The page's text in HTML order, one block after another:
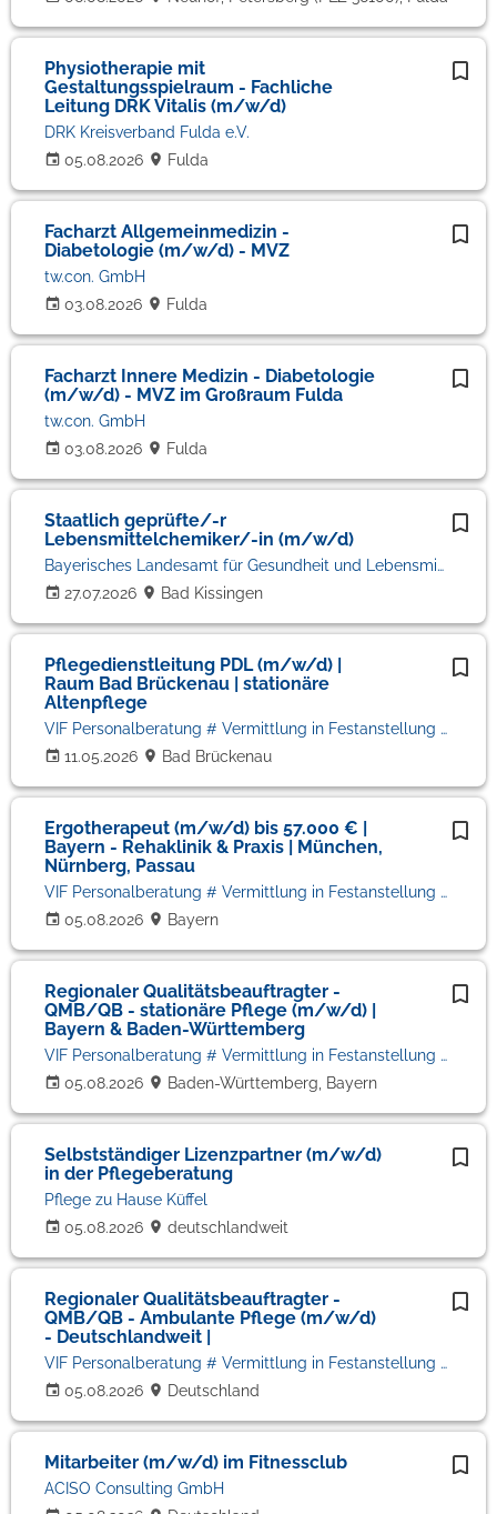
Physiotherapie mit
Gestaltungsspielraum - Fachliche
Leitung DRK Vitalis (m/w/d)
05.08.2026
DRK Kreisverband Fulda e.V.
Fulda
Facharzt Allgemeinmedizin -
Diabetologie (m/w/d) - MVZ
03.08.2026
tw.con. GmbH
Fulda
Facharzt Innere Medizin - Diabetologie
(m/w/d) - MVZ im Großraum Fulda
03.08.2026
tw.con. GmbH
Fulda
Staatlich geprüfte/-r
Lebensmittelchemiker/-in (m/w/d)
27.07.2026
Bayerisches Landesamt für Gesundheit und Lebensmittelsicherheit
Bad Kissingen
Pflegedienstleitung PDL (m/w/d) |
Raum Bad Brückenau | stationäre
Altenpflege
11.05.2026
VIF Personalberatung # Vermittlung in Festanstellung # Volker Bronheim
Bad Brückenau
Ergotherapeut (m/w/d) bis 57.000 € |
Bayern - Rehaklinik & Praxis | München,
Nürnberg, Passau
05.08.2026
VIF Personalberatung # Vermittlung in Festanstellung # Volker Bronheim
Bayern
Regionaler Qualitätsbeauftragter -
QMB/QB - stationäre Pflege (m/w/d) |
Bayern & Baden-Württemberg
05.08.2026
VIF Personalberatung # Vermittlung in Festanstellung # Volker Bronheim
Baden-Württemberg, Bayern
Selbstständiger Lizenzpartner (m/w/d)
in der Pflegeberatung
05.08.2026
Pflege zu Hause Küffel
deutschlandweit
Regionaler Qualitätsbeauftragter -
QMB/QB - Ambulante Pflege (m/w/d)
- Deutschlandweit |
05.08.2026
VIF Personalberatung # Vermittlung in Festanstellung # Volker Bronheim
Deutschland
Mitarbeiter (m/w/d) im Fitnessclub
ACISO Consulting GmbH